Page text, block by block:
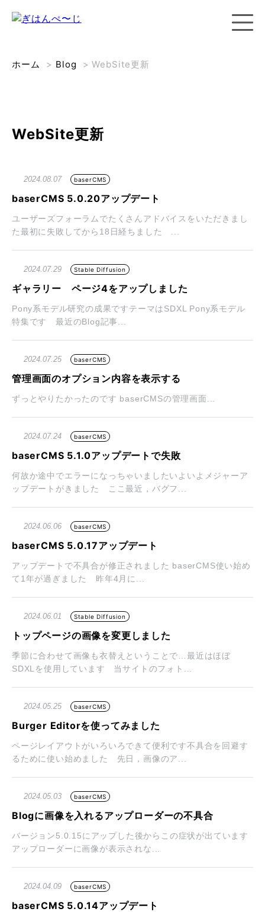
ホーム > Blog >WebSite更新
WebSite更新
2024.08.07 baserCMS
baserCMS 5.0.20アップデート
ユーザーズフォーラムでたくさんアドバイスをいただきまし
た最初に失敗してから18日経ちました ...
2024.07.29 Stable Diffusion
ギャラリー ページ4をアップしました
Pony系モデル研究の成果ですテーマはSDXL Pony系モデル
特集です 最近のBlog記事...
2024.07.25 baserCMS
管理画面のオプション内容を表示する
ずっとやりたかったのです baserCMSの管理画面...
2024.07.24 baserCMS
baserCMS 5.1.0アップデートで失敗
何故か途中でエラーになっちゃいましたいよいよメジャーア
ップデートがきました ここ最近，バグフ...
2024.06.06 baserCMS
baserCMS 5.0.17アップデート
アップデートで不具合が修正されました baserCMS使い始め
て1年が過ぎました 昨年4月に...
2024.06.01 Stable Diffusion
トップページの画像を変更しました
季節に合わせて画像も衣替えということで…最近はほぼ
SDXLを使用しています 当サイトのフォト...
2024.05.25 baserCMS
Burger Editorを使ってみました
ページレイアウトがいろいろできて便利です不具合を回避す
るために使い始めました 先日，画像のア...
2024.05.03 baserCMS
Blogに画像を入れるアップローダーの不具合
バージョン5.0.15にアップした後からこの症状が出ています
アップローダーに画像が表示されな...
2024.04.09 baserCMS
baserCMS 5.0.14アップデート